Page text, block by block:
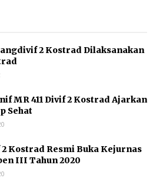
2 Kostrad Dilaksanakan
MR 411 Divif 2 Kostrad Ajarkan
Sehat
Kostrad Resmi Buka Kejurnas
III Tahun 2020